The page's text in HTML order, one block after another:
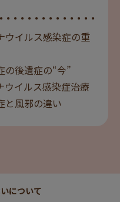
ウイルス感染症の重
の後遺症の“今”
ウイルス感染症治療
と風邪の違い
について